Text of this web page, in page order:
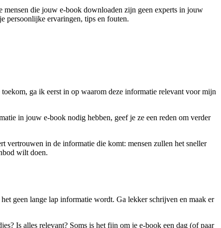
mensen die jouw e-book downloaden zijn geen experts in jouw
persoonlijke ervaringen, tips en fouten.
ga ik eerst in op waarom deze informatie relevant voor mijn
in jouw e-book nodig hebben, geef je ze een reden om verder
vertrouwen in de informatie die komt: mensen zullen het sneller
wilt doen.
geen lange lap informatie wordt. Ga lekker schrijven en maak er
Is alles relevant? Soms is het fijn om je e-book een dag (of paar